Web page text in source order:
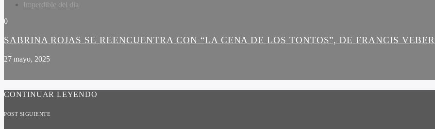
Imperdible del dia
0
SABRINA ROJAS SE REENCUENTRA CON “LA CENA DE LOS TONTOS”, DE FRANCIS VEBER
27 mayo, 2025
CONTINUAR LEYENDO
POST SIGUIENTE